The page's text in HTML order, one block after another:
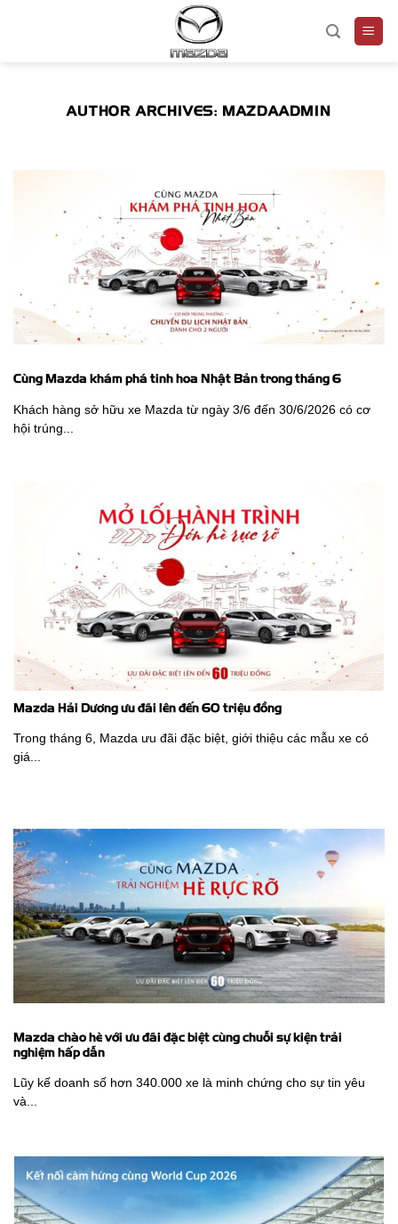
AUTHOR ARCHIVES: MAZDAADMIN
Cùng Mazda khám phá tinh hoa Nhật Bản trong tháng 6
Khách hàng sở hữu xe Mazda từ ngày 3/6 đến 30/6/2026 có cơ
hội trúng...
Mazda Hải Dương ưu đãi lên đến 60 triệu đồng
Trong tháng 6, Mazda ưu đãi đặc biệt, giới thiệu các mẫu xe có
giá...
Mazda chào hè với ưu đãi đặc biệt cùng chuỗi sự kiện trải
nghiệm hấp dẫn
Lũy kế doanh số hơn 340.000 xe là minh chứng cho sự tin yêu
và...